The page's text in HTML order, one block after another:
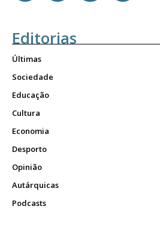
Editorias
Últimas
Sociedade
Educação
Cultura
Economia
Desporto
Opinião
Autárquicas
Podcasts